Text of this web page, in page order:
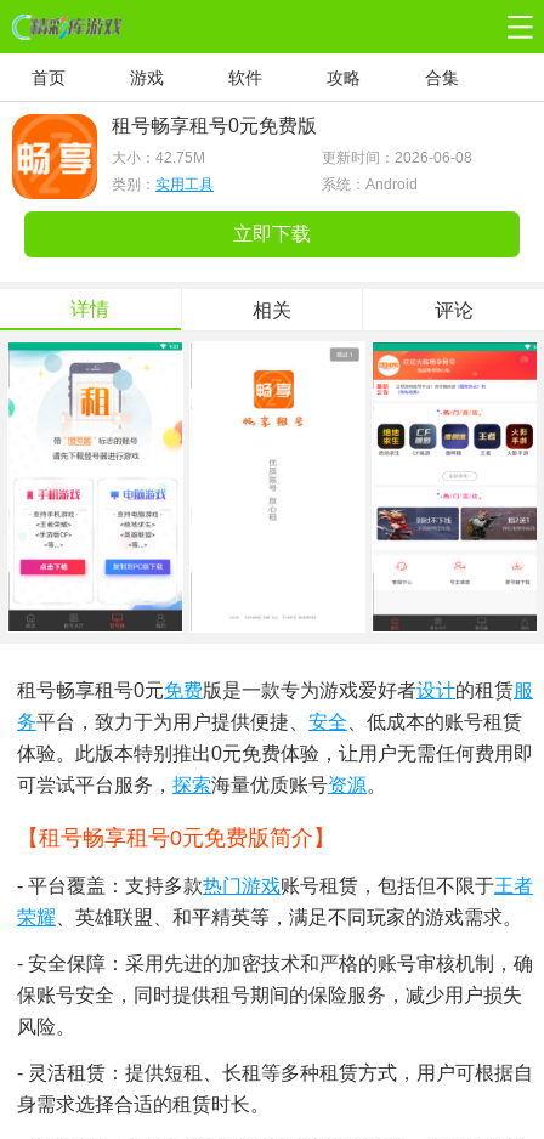
首页 游戏 软件 攻略 合集
租号畅享租号0元免费版
大小： 42.75M
更新时间：2026-06-08
类别： 实用工具 系统：Android
立即下载
详情 相关 评论
租号畅享租号0元免费版是一款专为游戏爱好者设计的租赁服
务平台，致力于为用户提供便捷、 安全 、低成本的账号租赁
体验。此版本特别推出0元免费体验，让用户无需任何费用即
可尝试平台服务， 探索海量优质账号资源。
【租号畅享租号0元免费版简介】
- 平台覆盖：支持多款热门游戏账号租赁，包括但不限于王者
荣耀 、英雄联盟、和平精英等，满足不同玩家的游戏需求。
- 安全保障：采用先进的加密技术和严格的账号审核机制，确
保账号安全，同时提供租号期间的保险服务，减少用户损失
风险。
- 灵活租赁：提供短租、长租等多种租赁方式，用户可根据自
身需求选择合适的租赁时长。